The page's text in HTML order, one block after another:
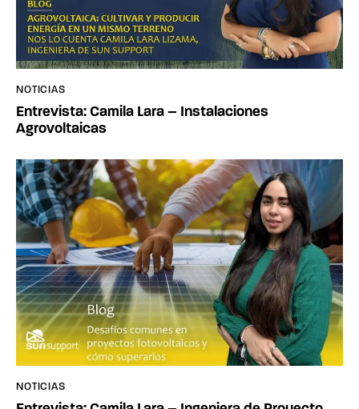
NOTICIAS
Entrevista: Camila Lara – Instalaciones
Agrovoltaicas
NOTICIAS